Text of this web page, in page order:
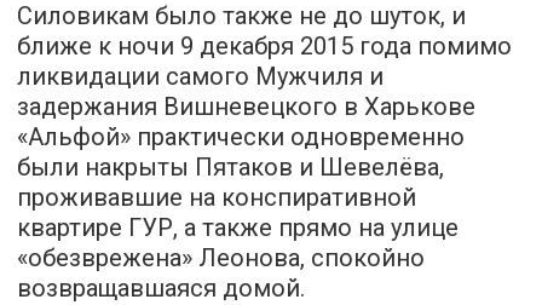
Силовикам было также не до шуток, и
ближе к ночи 9 декабря 2015 года помимо
ликвидации самого Мужчиля и
задержания Вишневецкого в Харькове
«Альфой» практически одновременно
были накрыты Пятаков и Шевелёва,
проживавшие на конспиративной
квартире ГУР, а также прямо на улице
«обезврежена» Леонова, спокойно
возвращавшаяся домой.